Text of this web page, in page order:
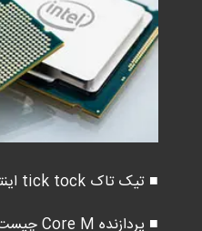
■ تیک تاک tick tock اینتل چیست
■ پردازنده Core M چیست ؟